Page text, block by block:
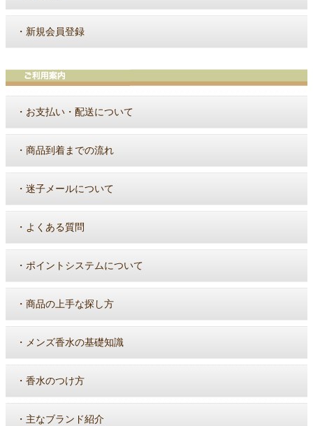
・ 新規会員登録
・ お支払い・配送について
・ 商品到着までの流れ
・ 迷子メールについて
・ よくある質問
・ ポイントシステムについて
・ 商品の上手な探し方
・ メンズ香水の基礎知識
・ 香水のつけ方
・ 主なブランド紹介